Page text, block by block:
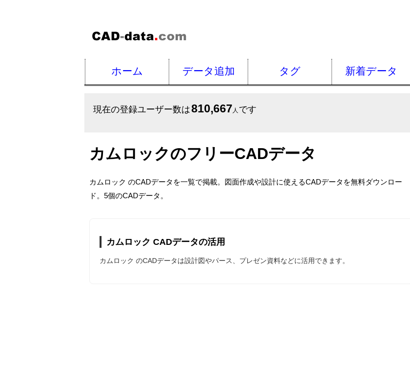
ホーム データ追加 タグ 新着データ
現在の登録ユーザー数は810,667 人 です
カムロックのフリーCADデータ
カムロック のCADデータを一覧で掲載。図面作成や設計に使えるCADデータを無料ダウンロー
ド。5個のCADデータ。
カムロック CADデータの活用
カムロック のCADデータは設計図やパース、プレゼン資料などに活用できます。